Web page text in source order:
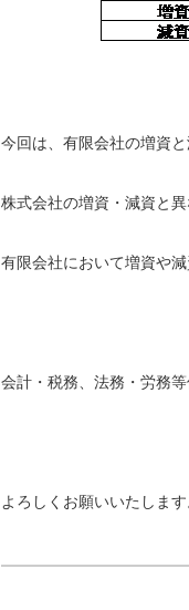
今回は、有限会社の増資
株式会社の増資・減資と異
有限会社において増資や
会計・税務、法務・労務
よろしくお願いいたします